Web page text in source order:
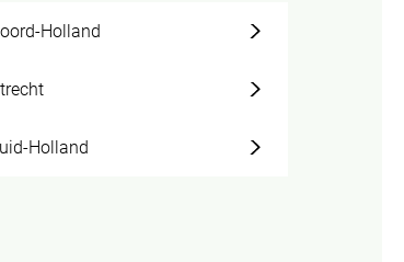
Holland
Holland